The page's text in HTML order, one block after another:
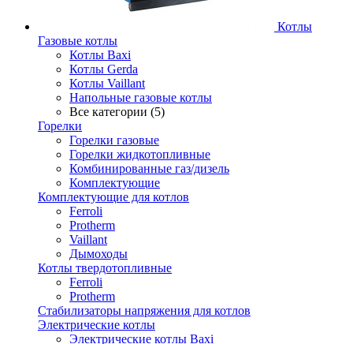
Котлы
Газовые котлы
Котлы Baxi
Котлы Gerda
Котлы Vaillant
Напольные газовые котлы
Все категории (5)
Горелки
Горелки газовые
Горелки жидкотопливные
Комбинированные газ/дизель
Комплектующие
Комплектующие для котлов
Ferroli
Protherm
Vaillant
Дымоходы
Котлы твердотопливные
Ferroli
Protherm
Стабилизаторы напряжения для котлов
Электрические котлы
Электрические котлы Baxi